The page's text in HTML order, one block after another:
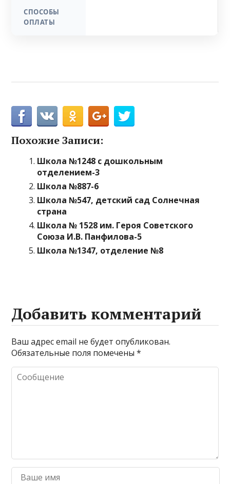
СПОСОБЫ
ОПЛАТЫ
Похожие Записи:
Школа №1248 с дошкольным
отделением-3
Школа №887-6
Школа №547, детский сад Солнечная
страна
Школа № 1528 им. Героя Советского
Союза И.В. Панфилова-5
Школа №1347, отделение №8
Добавить комментарий
Ваш адрес email не будет опубликован.
Обязательные поля помечены*